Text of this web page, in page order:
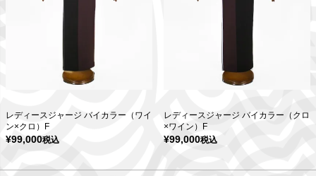
レディースジャージ バイカラー（ワイ
ン×クロ）F
¥99,000税込
レディースジャージ バイカラー（クロ
×ワイン）F
¥99,000税込